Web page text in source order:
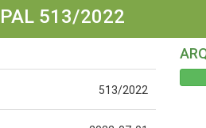
513/2022
513/2022